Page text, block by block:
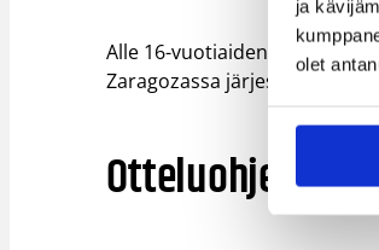
ja
olet
Alle 16-vuotiaiden tyttöjen
Zaragozassa järjestettävässä
Otteluohjelma